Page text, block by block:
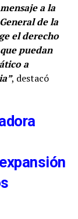
a la
de la
el derecho
puedan
a
, destacó